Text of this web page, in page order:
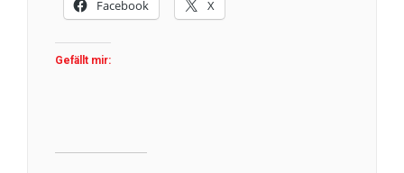
Facebook X
Gefällt mir: